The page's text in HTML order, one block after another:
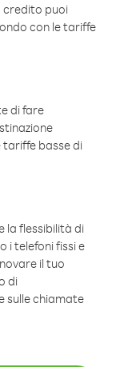
credito puoi
con le tariffe
di fare
tariffe basse di
la flessibilità di
i telefoni fissi e
il tuo
di
sulle chiamate